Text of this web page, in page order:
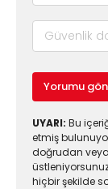
Yorumu
UYARI: Bu
etmiş
doğrudan
hiçbir şekilde